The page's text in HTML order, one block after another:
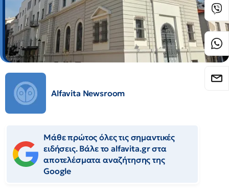
Alfavita Newsroom
Μάθε πρώτος όλες τις σημαντικές
ειδήσεις. Βάλε το alfavita.gr στα
αποτελέσματα αναζήτησης της
Google